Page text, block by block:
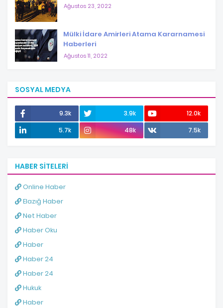
Ağustos 23, 2022
Mülki İdare Amirleri Atama Kararnamesi
Haberleri
Ağustos 11, 2022
SOSYAL MEDYA
9.3k 3.9k
12.0k
5.7k
48k 7.5k
HABER SITELERI
Online Haber
Elazığ Haber
Net Haber
Haber Oku
Haber
Haber 24
Haber 24
Hukuk
Haber